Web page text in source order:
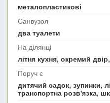
металопластикові
Санвузол
два туалети
На ділянці
літня кухня, окремий
Поруч є
дитячий садок, зупинки,
транспортна розв'язка,